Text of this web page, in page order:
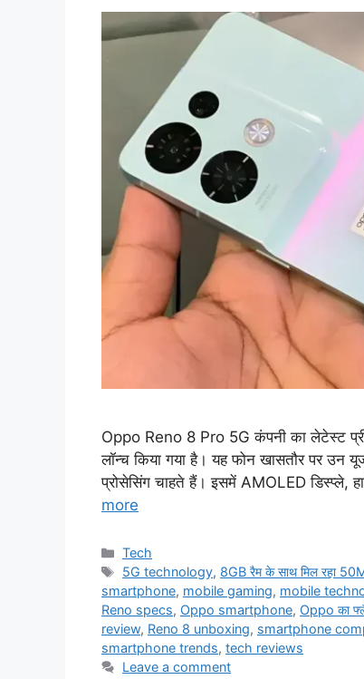
Oppo Reno 8 Pro 5G कंपनी का लेटेस्ट
लॉन्च किया गया है। यह फोन खासतौर पर उन
प्रोसेसिंग चाहते हैं। इसमें AMOLED डिस्प्ले,
more
Categories
Tech
Tags
5G technology, 8GB रैम के साथ मिल रहा
smartphone, mobile gaming, mobile
Reno specs, Oppo smartphone, Oppo का
review, Reno 8 unboxing, smartphone
smartphone trends, tech reviews
Leave a comment